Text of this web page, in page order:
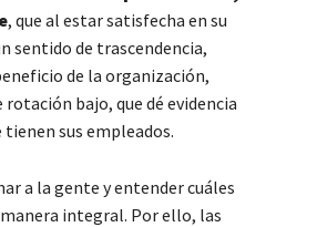
, que al estar satisfecha en su
sentido de trascendencia,
de la organización,
bajo, que dé evidencia
tienen sus empleados.
a la gente y entender cuáles
manera integral. Por ello, las